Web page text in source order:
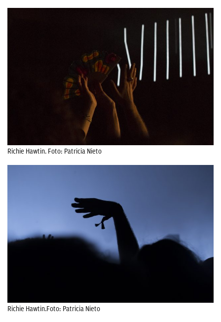
Richie Hawtin. Foto: Patricia Nieto
Richie Hawtin.Foto: Patricia Nieto